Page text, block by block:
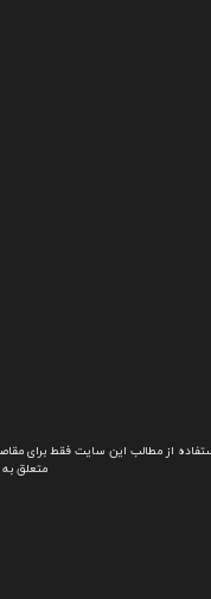
از مطالب این سایت فقط برای
متعلق